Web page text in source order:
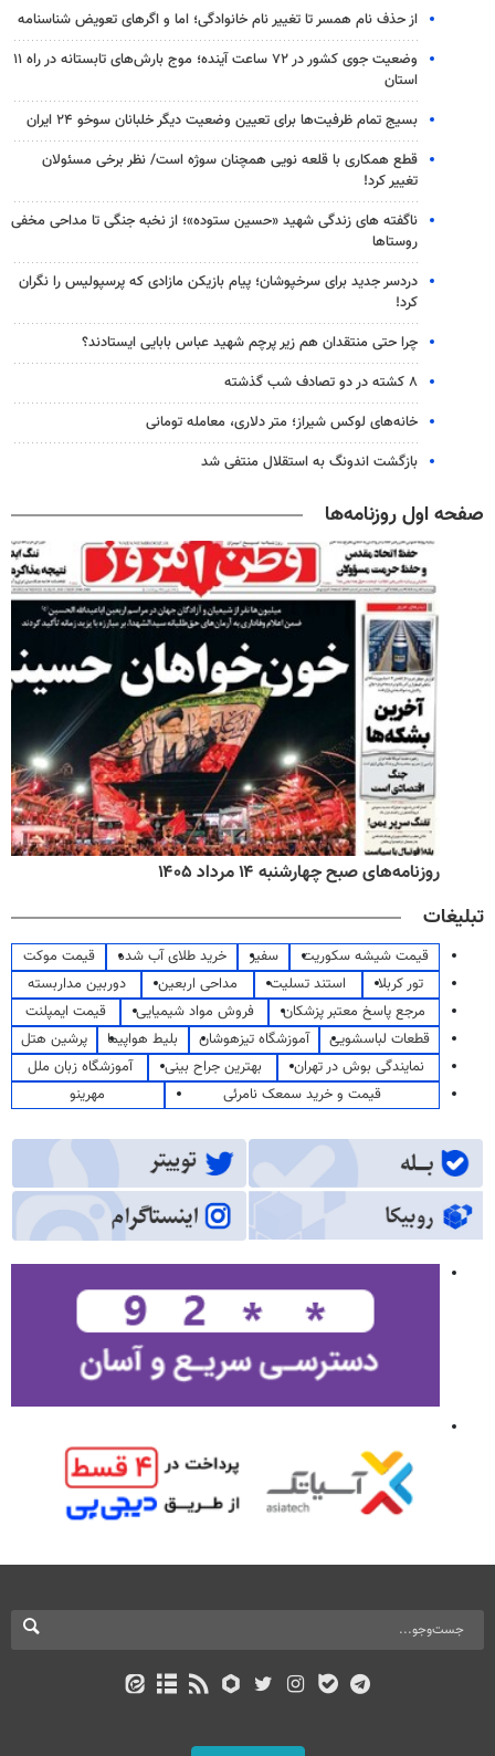
از حذف نام همسر تا تغییر نام خانوادگی؛ اما و اگرهای تعویض شناسنامه
وضعیت جوی کشور در ۷۲ ساعت آینده؛ موج بارش‌های تابستانه در راه ۱۱
استان
بسیج تمام ظرفیت‌ها برای تعیین وضعیت دیگر خلبانان سوخو ۲۴ ایران
قطع همکاری با قلعه نویی همچنان سوژه است/ نظر برخی مسئولان
تغییر کرد!
ناگفته های زندگی شهید «حسین ستوده»؛ از نخبه جنگی تا مداحی مخفی
روستاها
دردسر جدید برای سرخپوشان؛ پیام بازیکن مازادی که پرسپولیس را نگران
کرد!
چرا حتی منتقدان هم زیر پرچم شهید عباس بابایی ایستادند؟
۸ کشته در دو تصادف شب گذشته
خانه‌های لوکس شیراز؛ متر دلاری، معامله تومانی
بازگشت اندونگ به استقلال منتفی شد
صفحه اول روزنامه‌ها
روزنامه‌های صبح چهارشنبه ۱۴ مرداد ۱۴۰۵
تبلیغات
قیمت شیشه سکوریت سفیر خرید طلای آب شده
قیمت موکت
تور کربلا
استند تسلیت مداحی اربعین
دوربین مداربسته
مرجع پاسخ معتبر پزشکان
فروش مواد شیمیایی
قیمت ایمپلنت
قطعات لباسشویی
آموزشگاه تیزهوشان بلیط هواپیما
پرشین هتل
نمایندگی بوش در تهران
بهترین جراح بینی
آموزشگاه زبان ملل
قیمت و خرید سمعک نامرئی
مهرینو